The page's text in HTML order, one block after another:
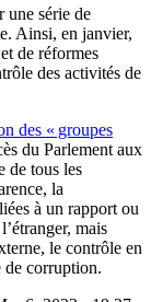
une série de
Ainsi, en janvier,
de réformes
des activités de
des « groupes
du Parlement aux
de tous les
la
à un rapport ou
mais
le contrôle en
de corruption.